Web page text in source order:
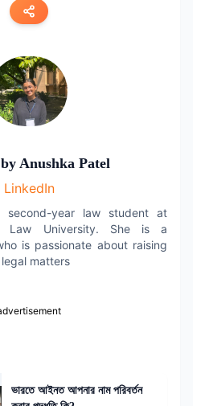
Anushka Patel
LinkedIn
second-year law student at
Law University. She is a
is passionate about raising
matters
ভারতে আইনত আপনার নাম পরিবর্তন